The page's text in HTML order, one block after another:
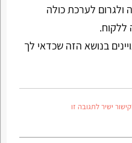
לערכת כולה
ללקוח.
בנושא הזה שכדאי לך
קישור ישיר לתגובה זו